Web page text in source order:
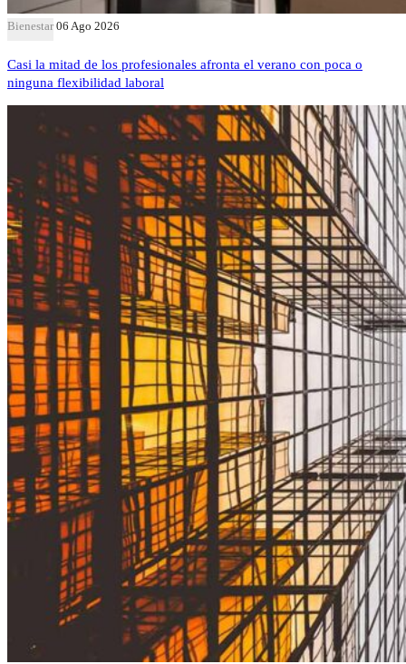
Bienestar 06 Ago 2026
Casi la mitad de los profesionales afronta el verano con poca o
ninguna flexibilidad laboral